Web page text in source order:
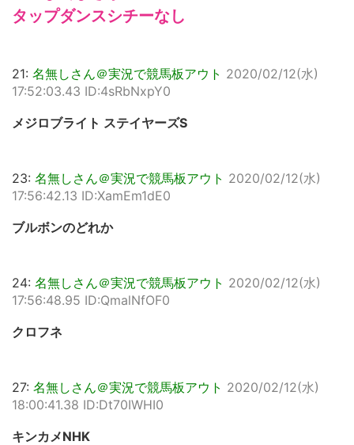
タップダンスシチーなし
21: 名無しさん＠実況で競馬板アウト 2020/02/12(水)
17:52:03.43 ID:4sRbNxpY0
メジロブライト ステイヤーズS
23: 名無しさん＠実況で競馬板アウト 2020/02/12(水)
17:56:42.13 ID:XamEm1dE0
ブルボンのどれか
24: 名無しさん＠実況で競馬板アウト 2020/02/12(水)
17:56:48.95 ID:QmalNfOF0
クロフネ
27: 名無しさん＠実況で競馬板アウト 2020/02/12(水)
18:00:41.38 ID:Dt70IWHI0
キンカメNHK